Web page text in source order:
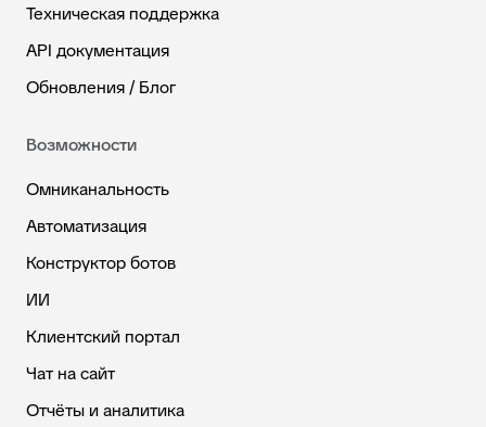
Техническая поддержка
API документация
Обновления / Блог
Возможности
Омниканальность
Автоматизация
Конструктор ботов
ИИ
Клиентский портал
Чат на сайт
Отчёты и аналитика